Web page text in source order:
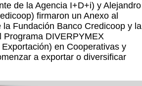
de la Agencia I+D+i) y Alejandro
firmaron un Anexo al
Fundación Banco Credicoop y la
DIVERPYMEX
en Cooperativas y
a exportar o diversificar